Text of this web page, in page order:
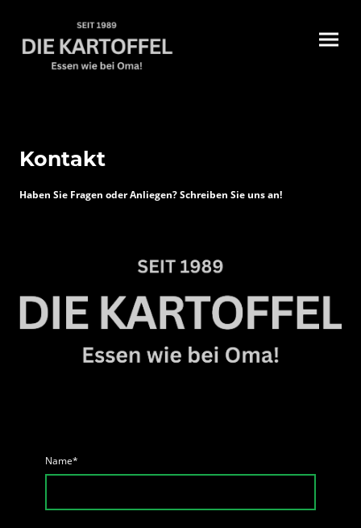
Kontakt
Haben Sie Fragen oder Anliegen? Schreiben Sie uns an!
Name*